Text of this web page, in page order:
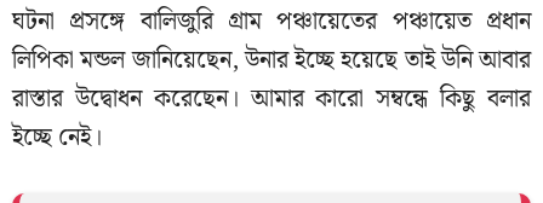
ঘটনা প্রসঙ্গে বালিজুরি গ্রাম পঞ্চায়েতের পঞ্চায়েত প্রধান
লিপিকা মন্ডল জানিয়েছেন, উনার ইচ্ছে হয়েছে তাই উনি আবার
রাস্তার উদ্বোধন করেছেন। আমার কারো সম্বন্ধে কিছু বলার
ইচ্ছে নেই।